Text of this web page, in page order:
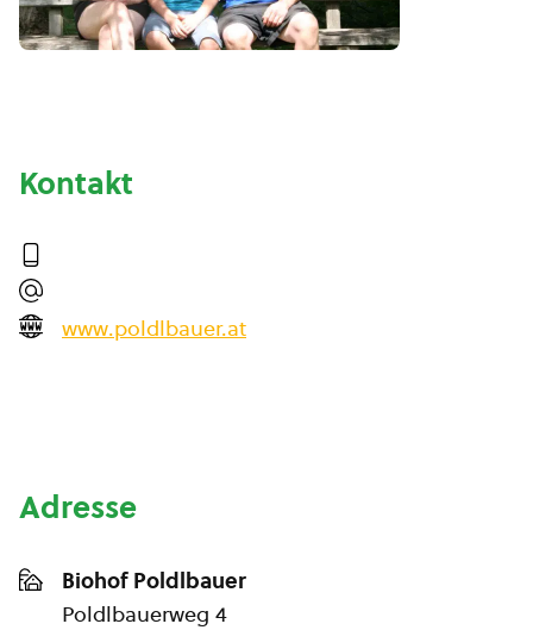
Kontakt
www.poldlbauer.at
Adresse
Biohof Poldlbauer
Poldlbauerweg 4